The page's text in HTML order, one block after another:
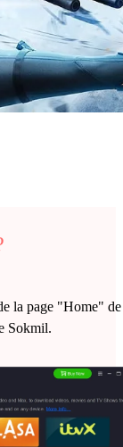
la page "Home" de
Sokmil.